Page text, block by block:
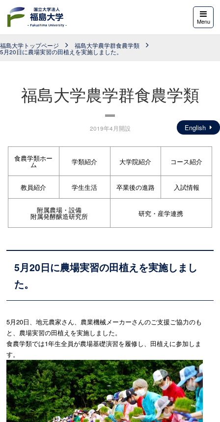
Menu
福島大学トップページ
福島大学農学群食農学類
5月20日に農場実習の田植えを実施しました。
福島大学農学群食農学類
2019年4月開設 English
食農学類ホー
ム 学類紹介 大学院紹介 コース紹介
教員紹介 学生生活 卒業後の進路 入試情報
附属農場・設備
附属発酵醸造研究所 研究・産学連携
5月20日に農場実習の田植えを実施しまし
た。
5月20日、地元農家さん、農業機械メーカーさんのご支援ご協力のも
と、農場実習の田植えを実施しました。
食農学類では1年生全員が農場基礎演習を履修し、田植えに参加しま
す。